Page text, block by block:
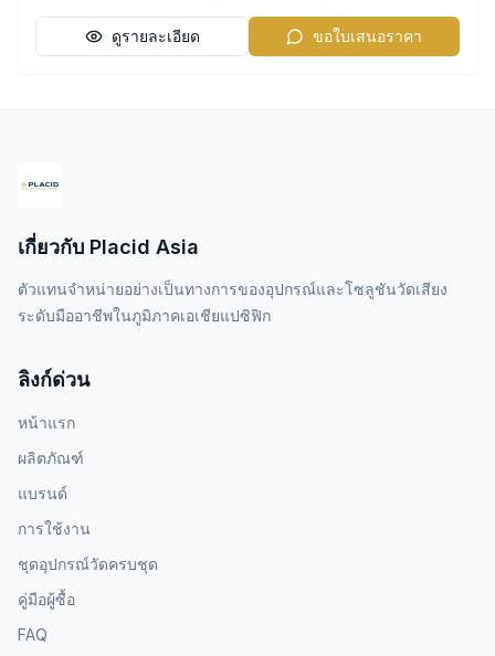
ดูรายละเอียด ขอใบเสนอราคา
เกี่ยวกับ Placid Asia
ตัวแทนจำหน่ายอย่างเป็นทางการของอุปกรณ์และโซลูชันวัดเสียง
ระดับมืออาชีพในภูมิภาคเอเชียแปซิฟิก
ลิงก์ด่วน
หน้าแรก
ผลิตภัณฑ์
แบรนด์
การใช้งาน
ชุดอุปกรณ์วัดครบชุด
คู่มือผู้ซื้อ
FAQ